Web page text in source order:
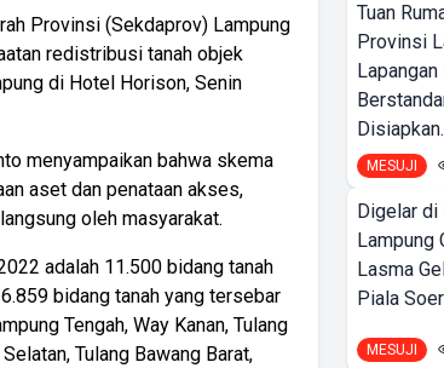
Provinsi (Sekdaprov) Lampung
redistribusi tanah objek
di Hotel Horison, Senin
menyampaikan bahwa skema
aset dan penataan akses,
oleh masyarakat.
adalah 11.500 bidang tanah
bidang tanah yang tersebar
Tengah, Way Kanan, Tulang
Tulang Bawang Barat,
Tuan
Provinsi
MESUJI
Digelar di
Lampung
Lasma
Piala
MESUJI